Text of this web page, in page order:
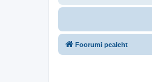
Foorumi pealeht